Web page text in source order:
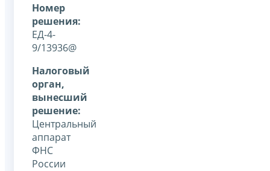
Номер
решения:
ЕД-4-
9/13936@
Налоговый
орган,
вынесший
решение:
Центральный
аппарат
ФНС
России